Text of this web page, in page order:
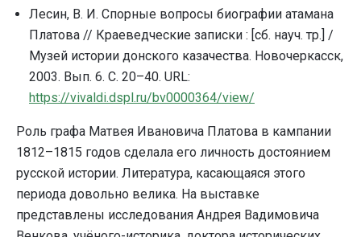
Лесин, В. И. Спорные вопросы биографии атамана
Платова // Краеведческие записки : [сб. науч. тр.] /
Музей истории донского казачества. Новочеркасск,
2003. Вып. 6. С. 20–40. URL:
https://vivaldi.dspl.ru/bv0000364/view/
Роль графа Матвея Ивановича Платова в кампании
1812–1815 годов сделала его личность достоянием
русской истории. Литература, касающаяся этого
периода довольно велика. На выставке
представлены исследования Андрея Вадимовича